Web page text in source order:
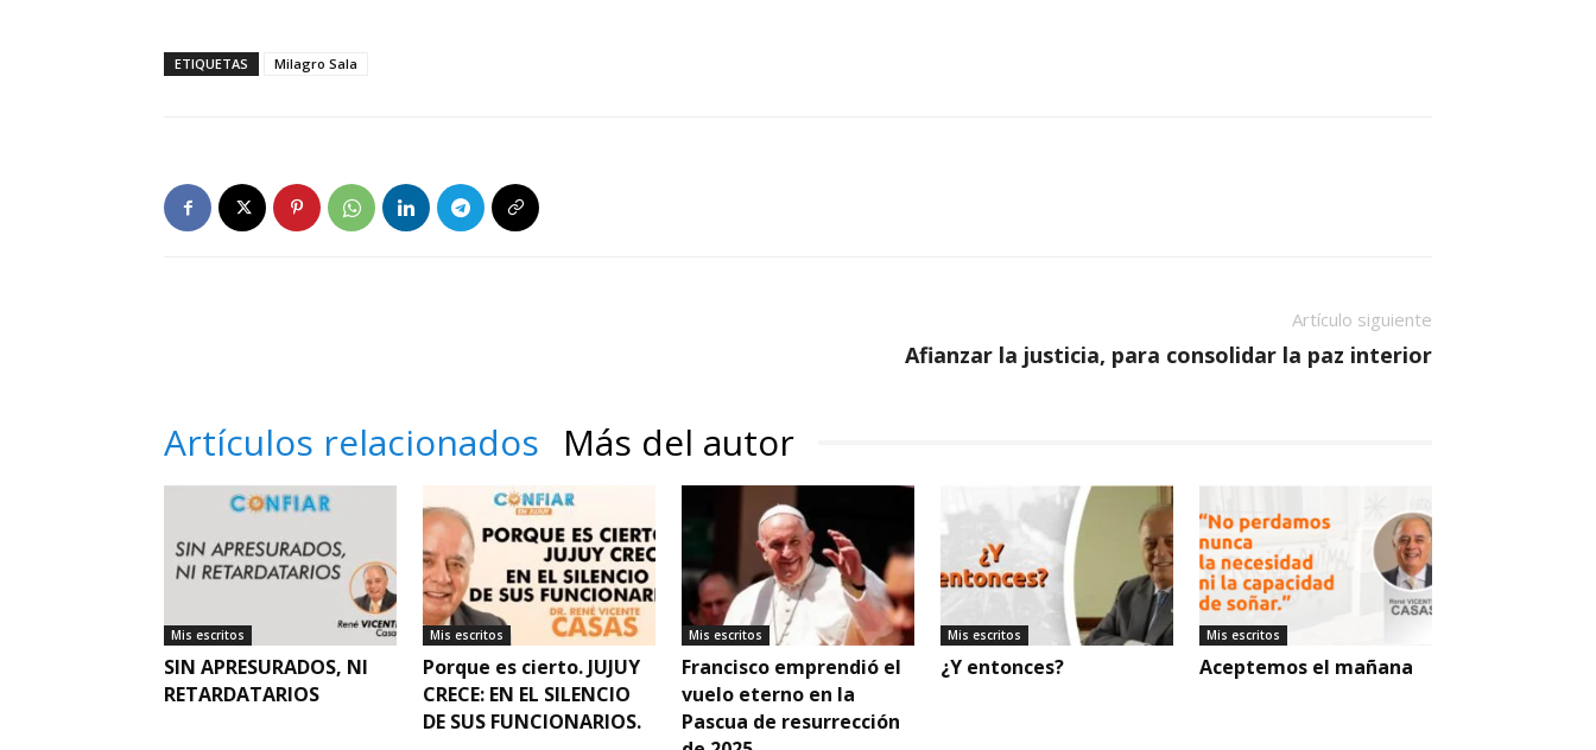
ETIQUETAS Milagro Sala
Artículo siguiente
Afianzar la justicia, para consolidar la paz interior
Artículos relacionados Más del autor
Mis escritos
SIN APRESURADOS, NI
RETARDATARIOS
Mis escritos
Porque es cierto. JUJUY
CRECE: EN EL SILENCIO
DE SUS FUNCIONARIOS.
Mis escritos
Francisco emprendió el
vuelo eterno en la
Pascua de resurrección
Mis escritos
¿Y entonces?
Mis escritos
Aceptemos el mañana